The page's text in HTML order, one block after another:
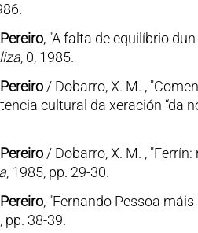
, "A falta de equilíbrio
, 0, 1985.
/ Dobarro, X. M. ,
cultural da xeración “da
/ Dobarro, X. M. ,
, 1985, pp. 29-30.
, "Fernando Pessoa
pp. 38-39.